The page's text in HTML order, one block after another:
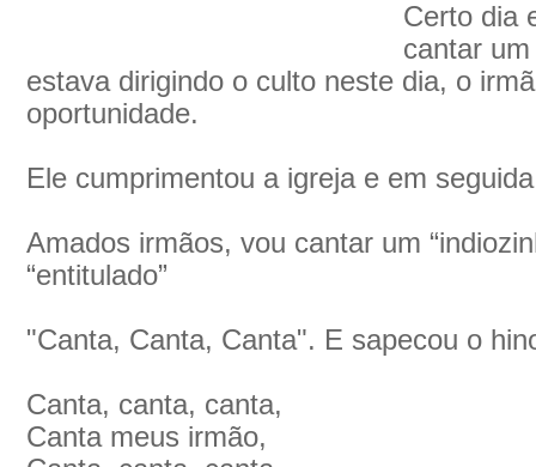
Certo dia
cantar
estava dirigindo o culto neste dia, o
oportunidade.
Ele cumprimentou a igreja e em
Amados irmãos, vou cantar um
“entitulado”
"Canta, Canta, Canta". E sapecou o
Canta, canta, canta,
Canta meus irmão,